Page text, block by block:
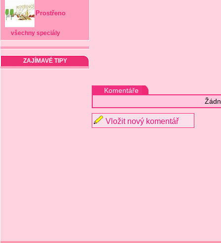
Prostřeno
všechny speciály
ZAJÍMAVÉ TIPY
Komentáře
Vložit nový komentář